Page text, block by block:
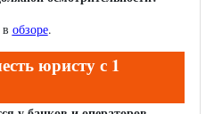
обзоре.
юристу с 1